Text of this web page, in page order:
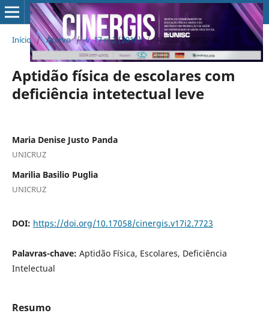
Início / Acervo / v. 17 n. 2 (2016) / ARTIGO ORIGINAL
Aptidão física de escolares com
deficiência intetectual leve
Maria Denise Justo Panda
UNICRUZ
Marilia Basilio Puglia
UNICRUZ
DOI: https://doi.org/10.17058/cinergis.v17i2.7723
Palavras-chave: Aptidão Física, Escolares, Deficiência
Intelectual
Resumo